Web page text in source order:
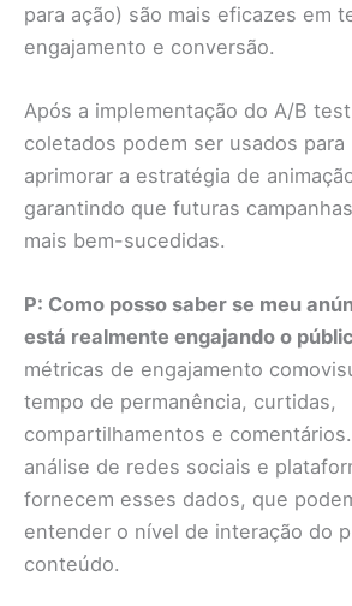
para ação) são mais eficazes em
engajamento e conversão.
Após a implementação do A/B
coletados podem ser usados para
aprimorar a estratégia de
garantindo que futuras
mais bem-sucedidas.
P: Como posso saber se meu
está realmente engajando o
métricas de engajamento
tempo de permanência, curtidas,
compartilhamentos e
análise de redes sociais e
fornecem esses dados, que
entender o nível de interação do
conteúdo.